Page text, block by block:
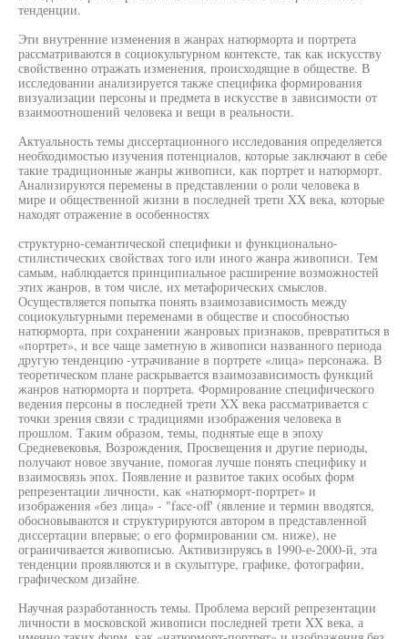
тенденции.
Эти внутренние изменения в жанрах натюрморта и портрета
рассматриваются в социокультурном контексте, так как искусству
свойственно отражать изменения, происходящие в обществе. В
исследовании анализируется также специфика формирования
визуализации персоны и предмета в искусстве в зависимости от
взаимоотношений человека и вещи в реальности.
Актуальность темы диссертационного исследования определяется
необходимостью изучения потенциалов, которые заключают в себе
такие традиционные жанры живописи, как портрет и натюрморт.
Анализируются перемены в представлении о роли человека в
мире и общественной жизни в последней трети XX века, которые
находят отражение в особенностях
структурно-семантической специфики и функционально-
стилистических свойствах того или иного жанра живописи. Тем
самым, наблюдается принципиальное расширение возможностей
этих жанров, в том числе, их метафорических смыслов.
Осуществляется попытка понять взаимозависимость между
социокультурными переменами в обществе и способностью
натюрморта, при сохранении жанровых признаков, превратиться в
«портрет», и все чаще заметную в живописи названного периода
другую тенденцию -утрачивание в портрете «лица» персонажа. В
теоретическом плане раскрывается взаимозависимость функций
жанров натюрморта и портрета. Формирование специфического
ведения персоны в последней трети XX века рассматривается с
точки зрения связи с традициями изображения человека в
прошлом. Таким образом, темы, поднятые еще в эпоху
Средневековья, Возрождения, Просвещения и другие периоды,
получают новое звучание, помогая лучше понять специфику и
взаимосвязь эпох. Появление и развитое таких особых форм
репрезентации личности, как «натюрморт-портрет» и
изображения «без лица» - "face-off' (явление и термин вводятся,
обосновываются и структурируются автором в представленной
диссертации впервые; о его формировании см. ниже), не
ограничивается живописью. Активизируясь в 1990-е-2000-й, эта
тенденции проявляются и в скульптуре, графике, фотографии,
графическом дизайне.
Научная разработанность темы. Проблема версий репрезентации
личности в московской живописи последней трети XX века, а